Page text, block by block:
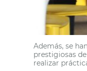
Además, se
prestigiosas
realizar